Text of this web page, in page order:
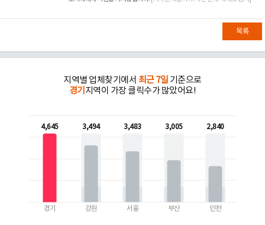
목록
지역별 업체찾기에서 최근 7일 기준으로
경기 지역이 가장 클릭수가 많았어요!
4,645
경기
3,494
강원
3,483
서울
3,005
부산
2,840
인천